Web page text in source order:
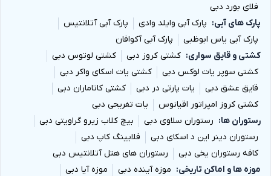
فلای بورد دبی
پارک های آبی
پارک آبی وایلد وادی
پارک آبی آتلانتیس
پارک آبی یاس ابوظبی
پارک آبی آکوافان
کشتی و قایق سواری
کشتی کروز دبی
کشتی لوتوس دبی
کشتی سوپر یات لوکس دبی
کشتی یات اسکای واکر دبی
قایق عشق دبی
یات پارتی در دبی
کشتی کاتاماران دبی
کشتی کروز امپراتور اقیانوس
یات تفریحی دبی
رستوران ها
رستوران سلاوی دبی
بیچ کلاب زیرو گراویتی دبی
رستوران دینر این د اسکای دبی
فلایینگ کاپ دبی
کافه رستوران یخی دبی
رستوران های هتل آتلانتیس دبی
موزه ها و اماکن تاریخی
موزه آینده دبی موزه آیا دبی